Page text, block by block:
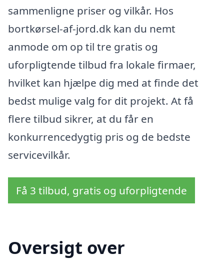
sammenligne priser og vilkår. Hos
bortkørsel-af-jord.dk kan du nemt
anmode om op til tre gratis og
uforpligtende tilbud fra lokale firmaer,
hvilket kan hjælpe dig med at finde det
bedst mulige valg for dit projekt. At få
flere tilbud sikrer, at du får en
konkurrencedygtig pris og de bedste
servicevilkår.
Få 3 tilbud, gratis og uforpligtende
Oversigt over